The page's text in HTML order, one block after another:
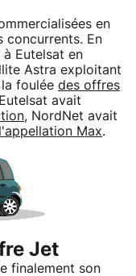
en
concurrents. En
Eutelsat en
Astra exploitant
foulée des offres
avait
, NordNet avait
Max.
Jet
finalement son